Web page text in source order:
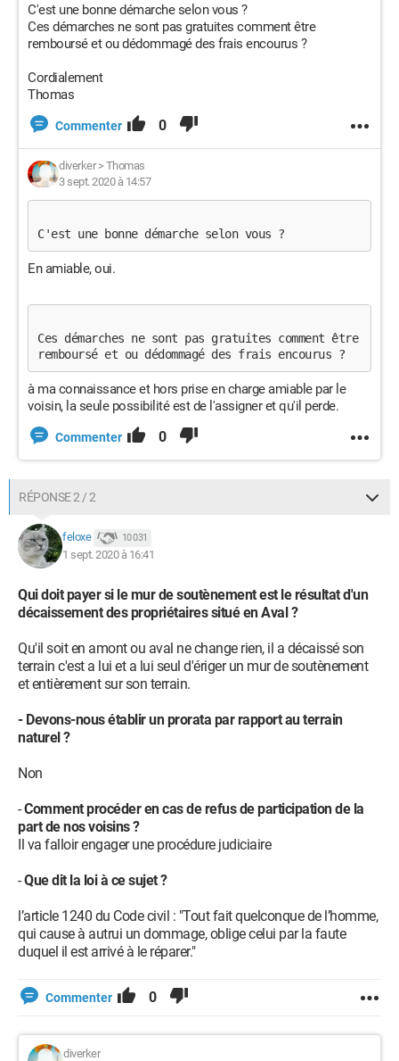
C'est une bonne démarche selon vous ?
Ces démarches ne sont pas gratuites comment être
remboursé et ou dédommagé des frais encourus ?
Cordialement
Thomas
Commenter 0
diverker> Thomas
3 sept. 2020 à 14:57
C'est une bonne démarche selon vous ?
En amiable, oui.
Ces démarches ne sont pas gratuites comment être
remboursé et ou dédommagé des frais encourus ?
à ma connaissance et hors prise en charge amiable par le
voisin, la seule possibilité est de l'assigner et qu'il perde.
Commenter 0
RÉPONSE 2 / 2
feloxe 10 031
1 sept. 2020 à 16:41
Qui doit payer si le mur de soutènement est le résultat d'un
décaissement des propriétaires situé en Aval ?
Qu'il soit en amont ou aval ne change rien, il a décaissé son
terrain c'est a lui et a lui seul d'ériger un mur de soutènement
et entièrement sur son terrain.
- Devons-nous établir un prorata par rapport au terrain
naturel ?
Non
-Comment procéder en cas de refus de participation de la
part de nos voisins ?
Il va falloir engager une procédure judiciaire
-Que dit la loi à ce sujet ?
l’article 1240 du Code civil : "Tout fait quelconque de l’homme,
qui cause à autrui un dommage, oblige celui par la faute
duquel il est arrivé à le réparer."
Commenter 0
diverker